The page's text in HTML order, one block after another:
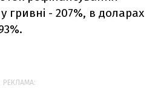
гривні - 207%, в доларах
РЕКЛАМА: